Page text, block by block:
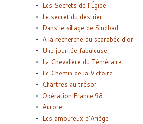
Les Secrets de l’Égide
Le secret du destrier
Dans le sillage de Sindbad
A la recherche du scarabée d’or
Une journée fabuleuse
La Chevalière du Téméraire
Le Chemin de la Victoire
Chartres au trésor
Opération France 98
Aurore
Les amoureux d’Ariège